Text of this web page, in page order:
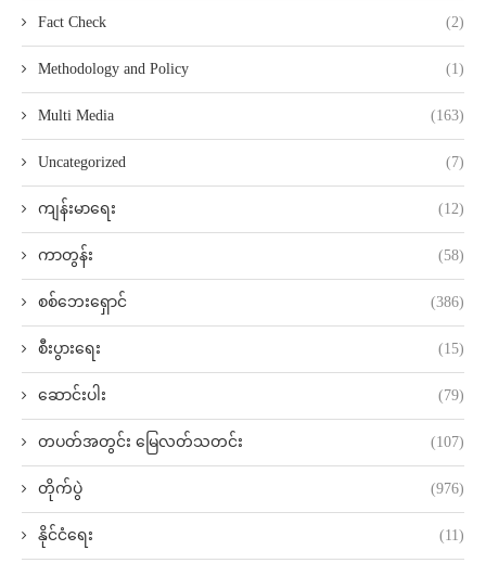
Fact Check (2)
Methodology and Policy (1)
Multi Media (163)
Uncategorized (7)
ကျန်းမာရေး (12)
ကာတွန်း (58)
စစ်ဘေးရှောင် (386)
စီးပွားရေး (15)
ဆောင်းပါး (79)
တပတ်အတွင်း မြေလတ်သတင်း (107)
တိုက်ပွဲ (976)
နိုင်ငံရေး (11)